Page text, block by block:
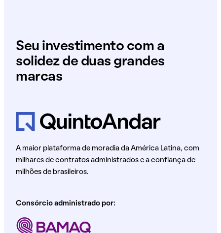
Seu investimento com a
solidez de duas grandes
marcas
A maior plataforma de moradia da América Latina, com
milhares de contratos administrados e a confiança de
milhões de brasileiros.
Consórcio administrado por: